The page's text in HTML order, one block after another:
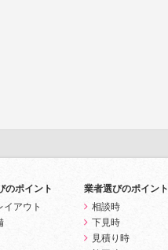
のポイント
イアウト
業者選びのポイント
相談時
下見時
見積り時